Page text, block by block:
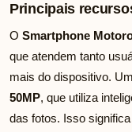
Principais
O Smartphone
que atendem tanto
mais do dispositivo.
50MP, que utiliza
das fotos. Isso